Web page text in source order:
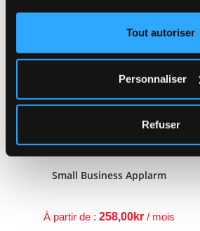
Tout autoriser
Personnaliser
Refuser
Small Business Applarm
À partir de : 258,00kr / mois